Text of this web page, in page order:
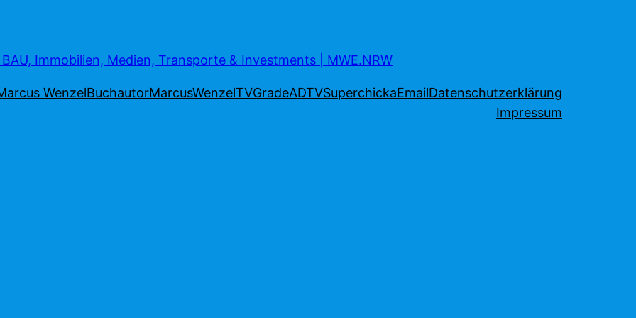
Immobilien, Medien, Transporte & Investments | MWE.NRW
WenzelBuchautorMarcusWenzelTVGradeADTVSuperchickaEmailDatenschutzerklärung
Impressum